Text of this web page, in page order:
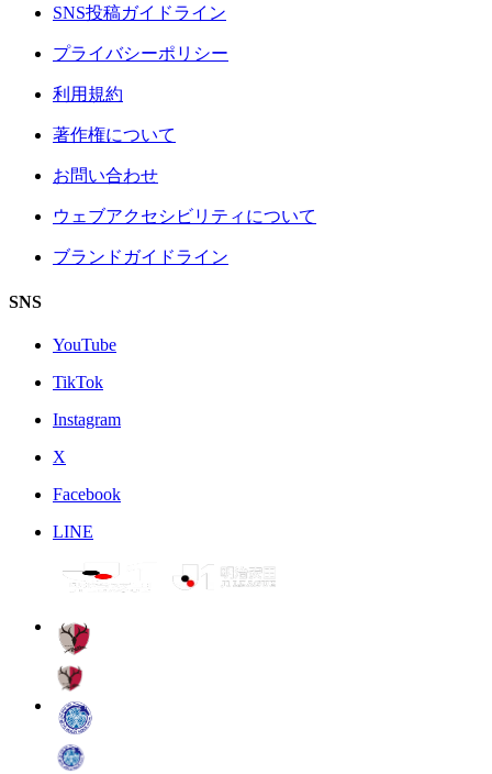
SNS投稿ガイドライン
プライバシーポリシー
利用規約
著作権について
お問い合わせ
ウェブアクセシビリティについて
ブランドガイドライン
SNS
YouTube
TikTok
Instagram
X
Facebook
LINE